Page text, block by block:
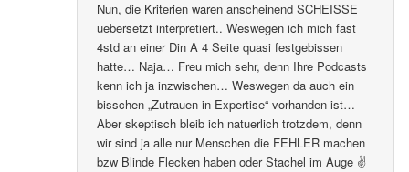
Nun, die Kriterien waren anscheinend SCHEISSE
uebersetzt interpretiert.. Weswegen ich mich fast
4std an einer Din A 4 Seite quasi festgebissen
hatte… Naja… Freu mich sehr, denn Ihre Podcasts
kenn ich ja inzwischen… Weswegen da auch ein
bisschen „Zutrauen in Expertise“ vorhanden ist…
Aber skeptisch bleib ich natuerlich trotzdem, denn
wir sind ja alle nur Menschen die FEHLER machen
bzw Blinde Flecken haben oder Stachel im Auge ✌️